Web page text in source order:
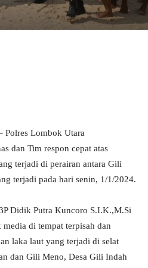
Polres Lombok Utara
dan Tim respon cepat atas
terjadi di perairan antara Gili
terjadi pada hari senin, 1/1/2024.
Didik Putra Kuncoro S.I.K.,M.Si
di tempat terpisah dan
laka laut yang terjadi di selat
dan Gili Meno, Desa Gili Indah